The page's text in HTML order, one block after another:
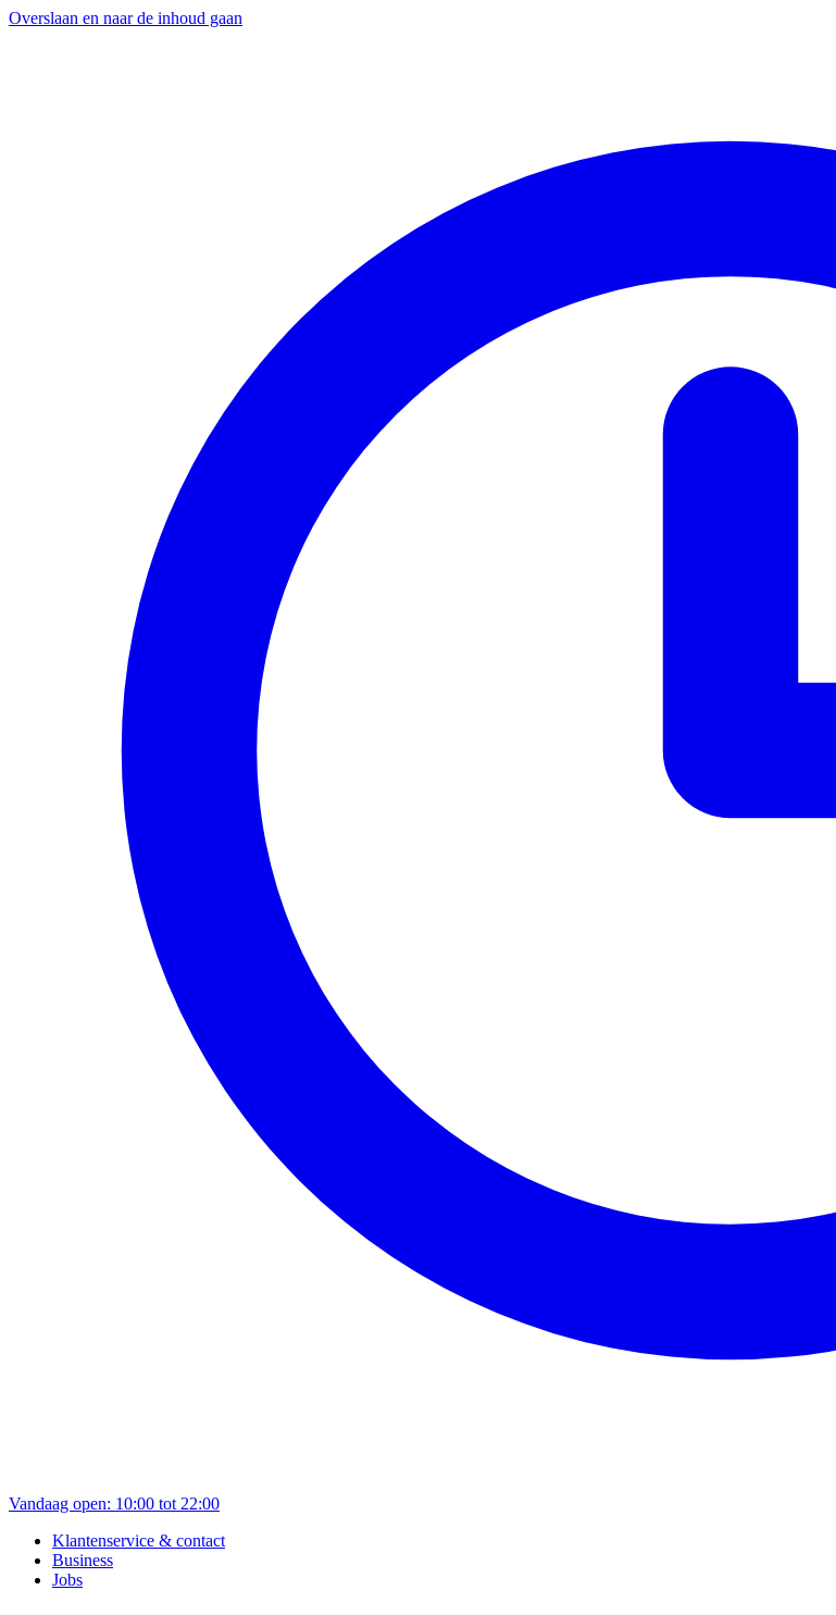
Overslaan en naar de inhoud gaan
Vandaag open: 10:00 tot 22:00
Klantenservice & contact
Business
Jobs